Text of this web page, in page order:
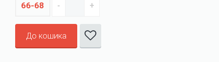
66-68
До кошика